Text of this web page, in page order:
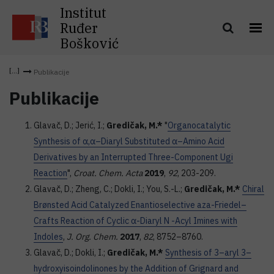
Institut
Ruđer
Bošković
Publikacije
Publikacije
Glavač, D.; Jerić, I.; Gredičak, M.* "Organocatalytic
Synthesis of α,α–Diaryl Substituted α–Amino Acid
Derivatives by an Interrupted Three-Component Ugi
Reaction", Croat. Chem. Acta2019, 92, 203-209.
Glavač, D.; Zheng, C.; Dokli, I.; You, S.-L.; Gredičak, M.* Chiral
Brønsted Acid Catalyzed Enantioselective aza-Friedel–
Crafts Reaction of Cyclic α-Diaryl N -Acyl Imines with
Indoles, J. Org. Chem. 2017, 82, 8752–8760.
Glavač, D.; Dokli, I.; Gredičak, M.* Synthesis of 3–aryl 3–
hydroxyisoindolinones by the Addition of Grignard and